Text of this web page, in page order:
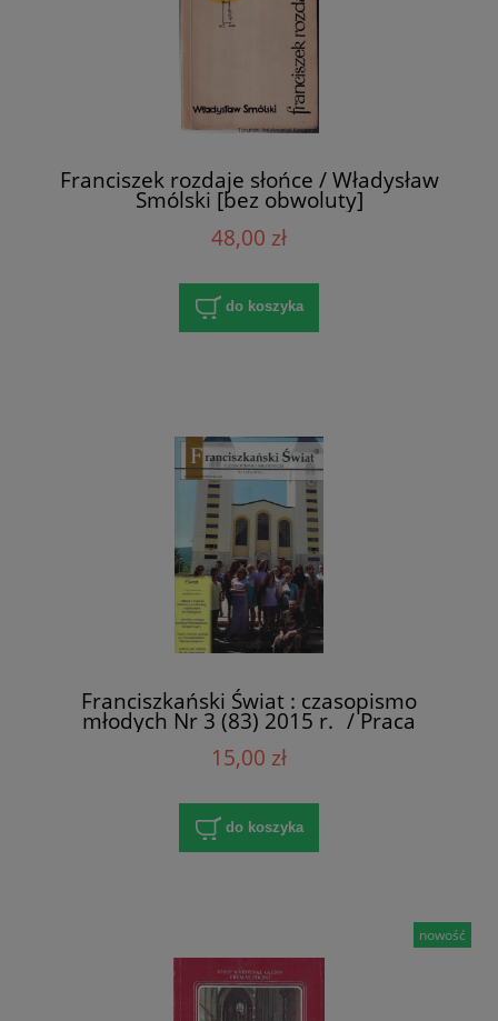
Franciszek rozdaje słońce / Władysław
Smólski [bez obwoluty]
48,00 zł
do koszyka
Franciszkański Świat : czasopismo
młodych Nr 3 (83) 2015 r. / Praca
zbiorowa
15,00 zł
do koszyka
nowość